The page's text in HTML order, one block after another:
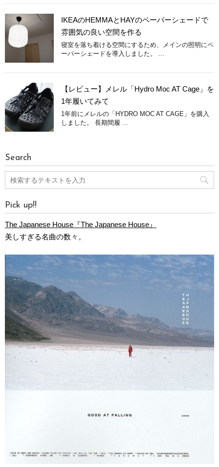
IKEAのHEMMAとHAYのペーパーシェードで
雰囲気の良い空間を作る
寝室を落ち着ける空間にするため、メインの照明にペ
ーパーシェードを導入しました。 ...
【レビュー】メレル「Hydro Moc AT Cage」を
1年履いてみて
1年前にメレルの「HYDRO MOC AT CAGE」を購入
しました。 長期間履 ...
Search
Pick up!!
The Japanese House『The Japanese House』
美しすぎる名曲の数々。